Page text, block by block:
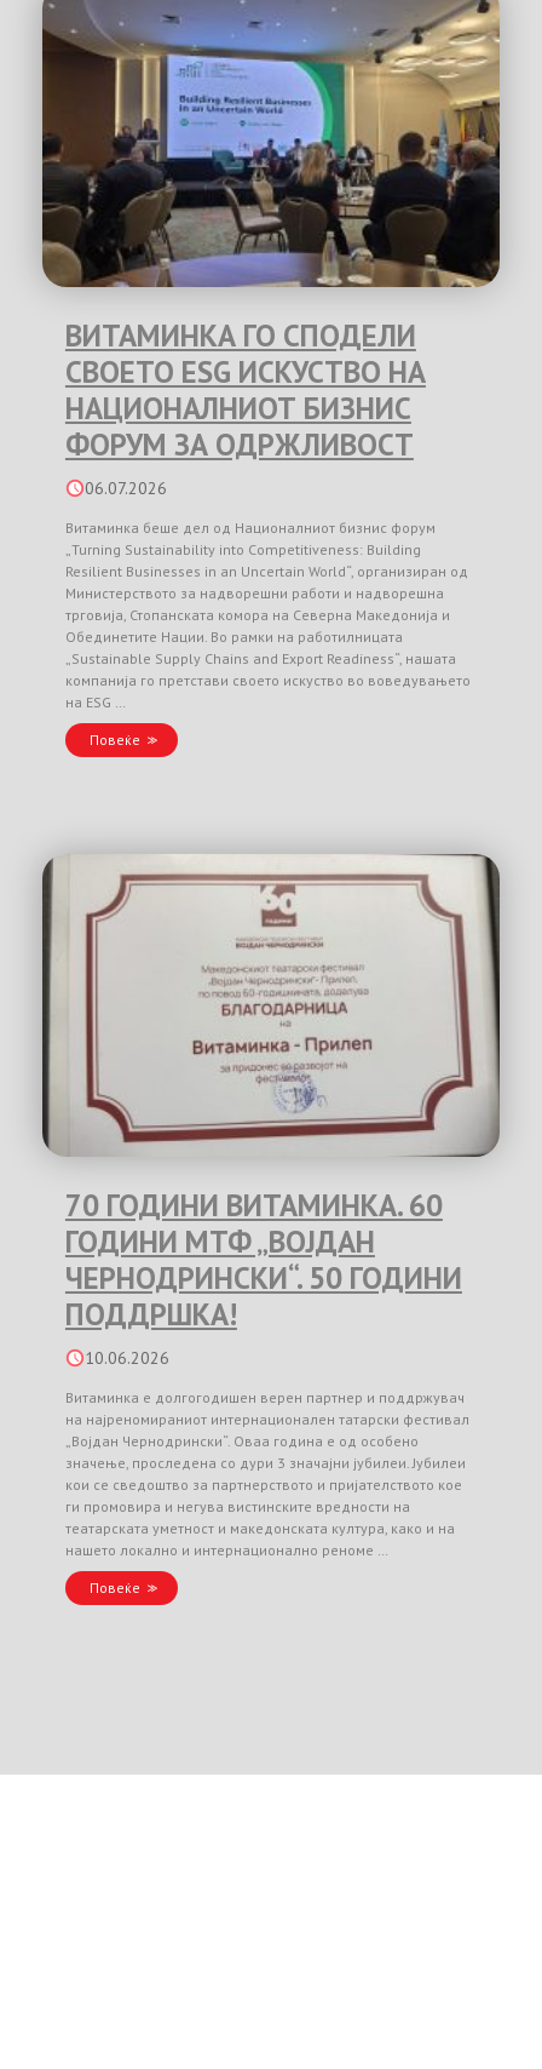
ВИТАМИНКА ГО СПОДЕЛИ
СВОЕТО ESG ИСКУСТВО НА
НАЦИОНАЛНИОТ БИЗНИС
ФОРУМ ЗА ОДРЖЛИВОСТ
06.07.2026
Витаминка беше дел од Националниот бизнис форум
„Turning Sustainability into Competitiveness: Building
Resilient Businesses in an Uncertain World“, организиран од
Министерството за надворешни работи и надворешна
трговија, Стопанската комора на Северна Македонија и
Обединетите Нации. Во рамки на работилницата
„Sustainable Supply Chains and Export Readiness“, нашата
компанија го претстави своето искуство во воведувањето
на ESG …
Повеќе
70 ГОДИНИ ВИТАМИНКА. 60
ГОДИНИ МТФ „ВОЈДАН
ЧЕРНОДРИНСКИ“. 50 ГОДИНИ
ПОДДРШКА!
10.06.2026
Витаминка е долгогодишен верен партнер и поддржувач
на најреномираниот интернационален татарски фестивал
„Војдан Чернодрински“. Оваа година е од особено
значење, проследена со дури 3 значајни јубилеи. Јубилеи
кои се сведоштво за партнерството и пријателството кое
ги промовира и негува вистинските вредности на
театарската уметност и македонската култура, како и на
нашето локално и интернационално реноме …
Повеќе